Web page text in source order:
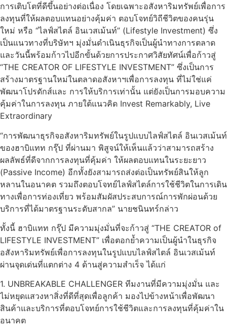
การเติบโตที่ดีขึ้นอย่างต่อเนื่อง โดยเฉพาะอสังหาริมทรัพย์เพื่อการ
ลงทุนที่ให้ผลตอบแทนอย่างคุ้มค่า ตอบโจทย์วิถีชีวิตของคนรุ่น
ใหม่ หรือ “ไลฟ์สไตล์ อินเวสเม้นท์” (Lifestyle Investment) ซึ่ง
เป็นแนวทางที่บริษัทฯ มุ่งมั่นดำเนินธุรกิจเป็นผู้นำทางการตลาด
และวันนี้พร้อมก้าวไปอีกขั้นด้วยการประกาศวิสัยทัศน์เพื่อก้าวสู่
“THE CREATOR OF LIFESTYLE INVESTMENT” ซึ่งเป็นการ
สร้างมาตรฐานใหม่ในตลาดอสังหาฯเพื่อการลงทุน ที่ไม่ใช่แค่
พัฒนาโปรดักส์และ การให้บริการเท่านั้น แต่ยังเป็นการมอบความ
คุ้มค่าในการลงทุน ภายใต้แนวคิด Invest Remarkably, Live
Extraordinary
“การพัฒนาธุรกิจอสังหาริมทรัพย์ในรูปแบบไลฟ์สไตล์ อินเวสเม้นท์
ของฮาบิแทท กรุ๊ป ที่ผ่านมา พิสูจน์ให้เห็นแล้วว่าสามารถสร้าง
ผลลัพธ์ที่ดีจากการลงทุนที่คุ้มค่า ให้ผลตอบแทนในระยะยาว
(Passive Income) อีกทั้งยังสามารถส่งต่อเป็นทรัพย์สินให้ลูก
หลานในอนาคต รวมถึงตอบโจทย์ไลฟ์สไตล์การใช้ชีวิตในการเดิน
ทางเพื่อการท่องเที่ยว พร้อมสัมผัสประสบการณ์การพักผ่อนด้วย
บริการที่ได้มาตรฐานระดับสากล” นายชนินทร์กล่าว
ทั้งนี้ ฮาบิแทท กรุ๊ป มีความมุ่งมั่นที่จะก้าวสู่ “THE CREATOR of
LIFESTYLE INVESTMENT” เพื่อตอกย้ำความเป็นผู้นำในธุรกิจ
อสังหาริมทรัพย์เพื่อการลงทุนในรูปแบบไลฟ์สไตล์ อินเวสเม้นท์
ผ่านจุดเด่นที่แตกต่าง 4 ด้านสู่ความสำเร็จ ได้แก่
1. UNBREAKABLE CHALLENGER ทีมงานที่มีความมุ่งมั่น และ
ไม่หยุดแสวงหาสิ่งที่ดีที่สุดเพื่อลูกค้า มองไปข้างหน้าเพื่อพัฒนา
สินค้าและบริการที่ตอบโจทย์การใช้ชีวิตและการลงทุนที่คุ้มค่าใน
อนาคต